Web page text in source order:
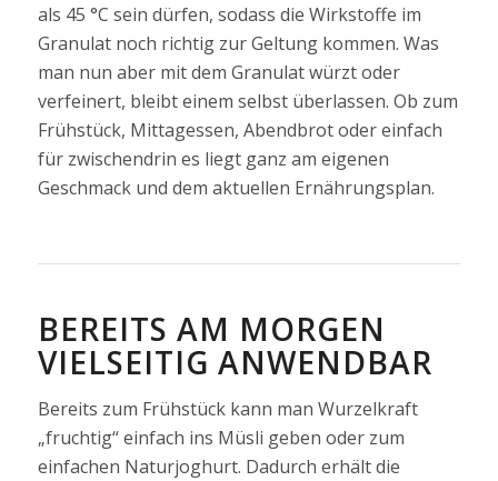
als 45 °C sein dürfen, sodass die Wirkstoffe im
Granulat noch richtig zur Geltung kommen. Was
man nun aber mit dem Granulat würzt oder
verfeinert, bleibt einem selbst überlassen. Ob zum
Frühstück, Mittagessen, Abendbrot oder einfach
für zwischendrin es liegt ganz am eigenen
Geschmack und dem aktuellen Ernährungsplan.
BEREITS AM MORGEN
VIELSEITIG ANWENDBAR
Bereits zum Frühstück kann man Wurzelkraft
„fruchtig“ einfach ins Müsli geben oder zum
einfachen Naturjoghurt. Dadurch erhält die